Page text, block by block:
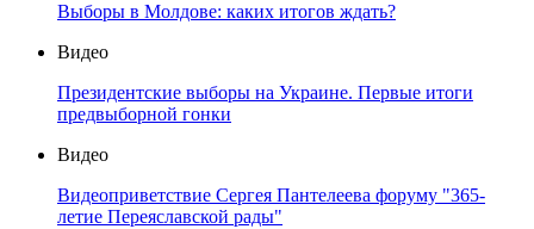
Выборы в Молдове: каких итогов ждать?
Видео
Президентские выборы на Украине. Первые итоги
предвыборной гонки
Видео
Видеоприветствие Сергея Пантелеева форуму "365-
летие Переяславской рады"